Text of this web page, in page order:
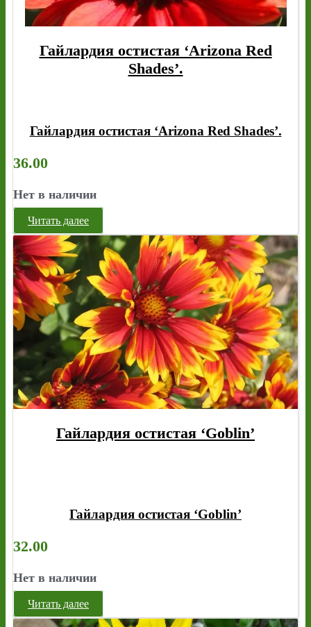
Гайлардия остистая ‘Arizona Red
Shades’.
Гайлардия остистая ‘Arizona Red Shades’.
36.00
Нет в наличии
Читать далее
Гайлардия остистая ‘Goblin’
Гайлардия остистая ‘Goblin’
32.00
Нет в наличии
Читать далее